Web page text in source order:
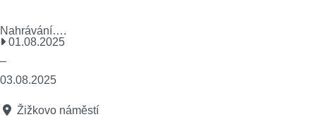
Nahrávání….
01.08.2025
–
03.08.2025
Žižkovo náměstí